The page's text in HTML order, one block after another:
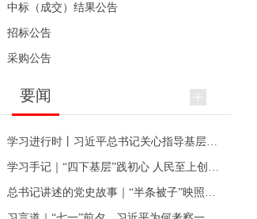
中标（成交）结果公告
招标公告
采购公告
要闻